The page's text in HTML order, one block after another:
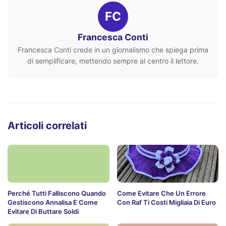
FC
Francesca Conti
Francesca Conti crede in un giornalismo che spiega prima
di semplificare, mettendo sempre al centro il lettore.
Articoli correlati
Perché Tutti Falliscono Quando
Gestiscono Annalisa E Come
Evitare Di Buttare Soldi
Come Evitare Che Un Errore
Con Raf Ti Costi Migliaia Di Euro